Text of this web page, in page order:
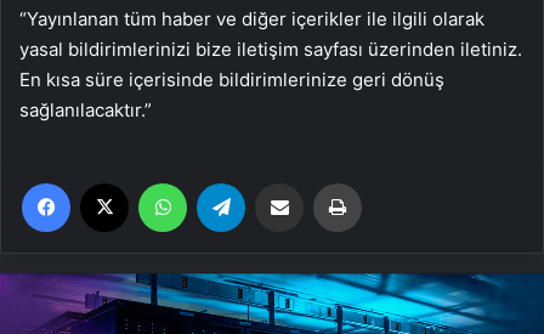
“Yayınlanan tüm haber ve diğer içerikler ile ilgili olarak
yasal bildirimlerinizi bize iletişim sayfası üzerinden iletiniz.
En kısa süre içerisinde bildirimlerinize geri dönüş
sağlanılacaktır.”
Facebook WhatsApp Email'den paylaş